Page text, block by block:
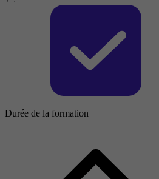
Durée de la formation